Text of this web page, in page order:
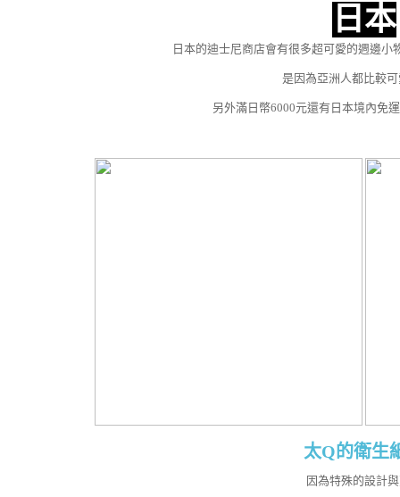
日本
日本的迪士尼商店會有很多超可愛的週邊小
是因為亞洲人都比較
另外滿日幣6000元還有日本境內免
太Q的衛生
因為特殊的設計